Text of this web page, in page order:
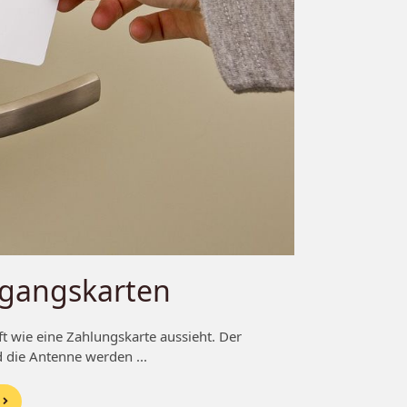
wie eine Zahlungskarte aussieht. Der
Antenne werden ...